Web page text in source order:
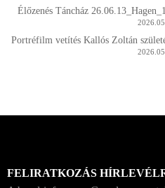
Élőzenés Táncház
Portréfilm vetítés Kallós Zoltán
FELIRATKOZÁS